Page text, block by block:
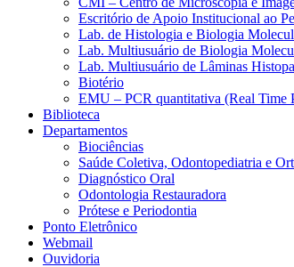
Escritório de Apoio Institucional ao
Lab. de Histologia e Biologia
Lab. Multiusuário de Biologia
Lab. Multiusuário de Lâminas
Biotério
EMU – PCR quantitativa (Real Time
Biblioteca
Departamentos
Biociências
Saúde Coletiva, Odontopediatria e
Diagnóstico Oral
Odontologia Restauradora
Prótese e Periodontia
Ponto Eletrônico
Webmail
Ouvidoria